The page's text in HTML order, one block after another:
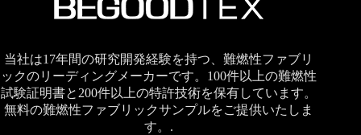
当社は17年間の研究開発経験を持つ、難燃性ファブリ
ックのリーディングメーカーです。100件以上の難燃性
試験証明書と200件以上の特許技術を保有しています。
無料の難燃性ファブリックサンプルをご提供いたしま
す。.